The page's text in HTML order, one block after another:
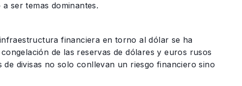
ser temas dominantes.
financiera en torno al dólar se ha
de las reservas de dólares y euros rusos
divisas no solo conllevan un riesgo financiero sino